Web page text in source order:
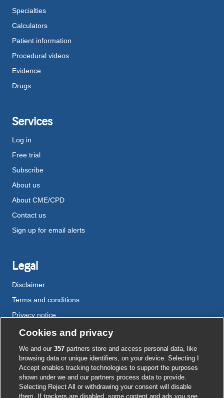
Specialties
Calculators
Patient information
Procedural videos
Evidence
Drugs
Services
Log in
Free trial
Subscribe
About us
About CME/CPD
Contact us
Sign up for email alerts
Legal
Disclaimer
Terms and conditions
Privacy notice
Cookie policy
Accessibility
External
link
External
link
External
link
External
link
External
link
Cookies and privacy
We and our357 partners store and access personal data, like
browsing data or unique identifiers, on your device. Selecting I
Accept enables tracking technologies to support the purposes
shown under we and our partners process data to provide.
Selecting Reject All or withdrawing your consent will disable
them. If trackers are disabled, some content and ads you see